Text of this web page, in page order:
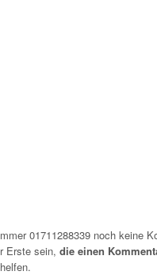
01711288339 noch keine
Erste sein, die einen